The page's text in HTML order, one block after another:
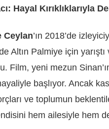
Hayal Kırıklıklarıyla
Ceylan’ın 2018’de
Altın Palmiye için
Film, yeni mezun
başlıyor. Ancak
ve toplumun
hem ailesiyle hem